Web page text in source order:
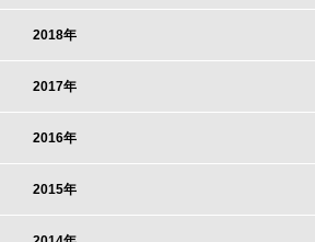
2018年
2017年
2016年
2015年